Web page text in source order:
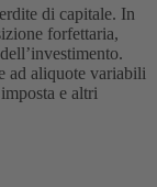
di capitale. In
forfettaria,
ad aliquote variabili
e altri